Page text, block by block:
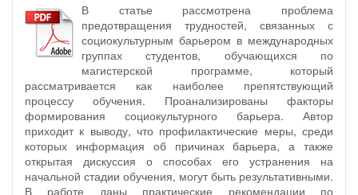
В статье рассмотрена проблема
предотвращения трудностей, связанных с
социокультурным барьером в международных
группах студентов, обучающихся по
магистерской программе, который
рассматривается как наиболее препятствующий
процессу обучения. Проанализированы факторы
формирования социокультурного барьера. Автор
приходит к выводу, что профилактические меры, среди
которых информация об причинах барьера, а также
открытая дискуссия о способах его устранения на
начальной стадии обучения, могут быть результативными.
В работе даны практические рекомендации по